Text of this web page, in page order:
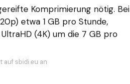
Komprimierung nötig. Bei
etwa 1 GB pro Stunde,
(4K) um die 7 GB pro
auf sbidi.eu an